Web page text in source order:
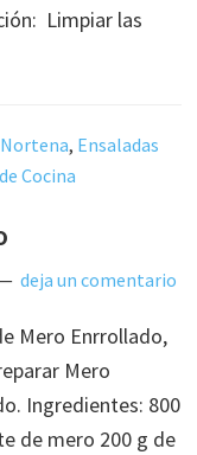
Limpiar las
, Ensaladas
Cocina
deja un comentario
Mero Enrrollado,
Mero
Ingredientes: 800
de mero 200 g de